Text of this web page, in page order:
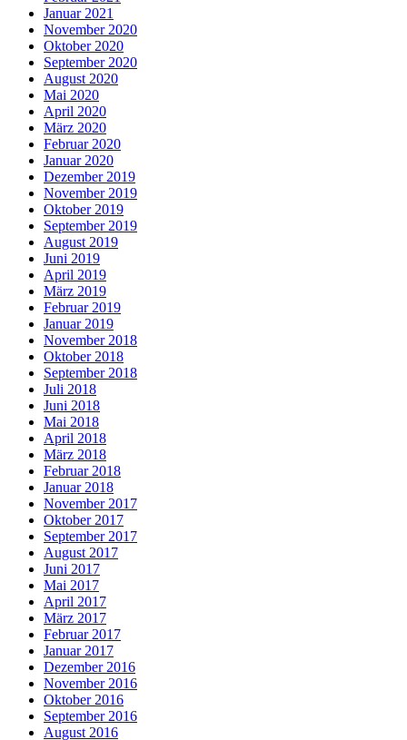
Januar 2021
November 2020
Oktober 2020
September 2020
August 2020
Mai 2020
April 2020
März 2020
Februar 2020
Januar 2020
Dezember 2019
November 2019
Oktober 2019
September 2019
August 2019
Juni 2019
April 2019
März 2019
Februar 2019
Januar 2019
November 2018
Oktober 2018
September 2018
Juli 2018
Juni 2018
Mai 2018
April 2018
März 2018
Februar 2018
Januar 2018
November 2017
Oktober 2017
September 2017
August 2017
Juni 2017
Mai 2017
April 2017
März 2017
Februar 2017
Januar 2017
Dezember 2016
November 2016
Oktober 2016
September 2016
August 2016